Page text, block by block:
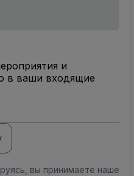
и
в ваши входящие
вы принимаете наше